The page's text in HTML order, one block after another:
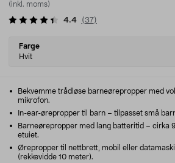
(inkl. moms)
4.4 (37)
Select
variant
Farge
Hvit
Bekvemme trådløse barneørepropper med
mikrofon.
In-ear-ørepropper til barn – tilpasset små
Barneørepropper med lang batteritid – cirka
etuiet.
Ørepropper til nettbrett, mobil eller
(rekkevidde 10 meter).